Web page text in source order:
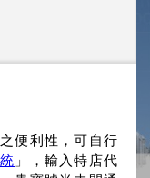
便利性，可自行
」，輸入特店代